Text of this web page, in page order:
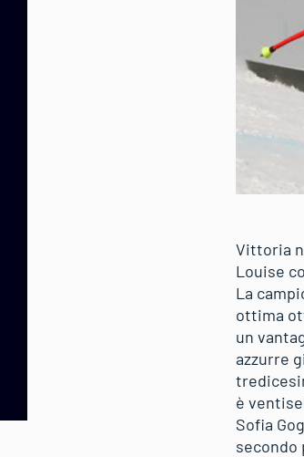
Vittoria
Louise
La
ottima
un
azzurre
è
Sofia
secondo